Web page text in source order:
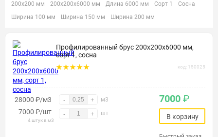
200х200 мм
200х200х6000 мм Длина 6000 мм Сорт 1
Сосна
Ширина 100 мм
Ширина 150 мм Ширина 200 мм
Профилированный брус 200х200х6000 мм,
сорт 1, сосна
код: 150025
28000 ₽/м3 - + м3
7000 ₽/шт
4 штук в м3
- + шт
7000 ₽
В корзину